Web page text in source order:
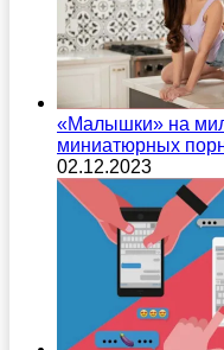
«Малышки» на
миниатюрных
02.12.2023